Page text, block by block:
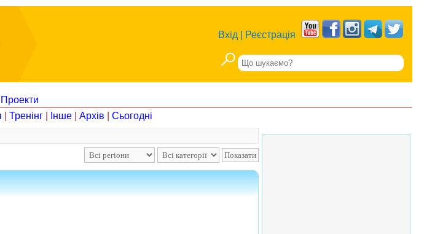
Вхід Реєстрація
Проекти
Тренінг Інше Архів
Сьогодні